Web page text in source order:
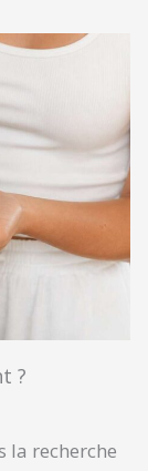
?
la recherche